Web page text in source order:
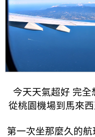
今天天氣超好 完
從桃園機場到馬來
第一次坐那麼久的